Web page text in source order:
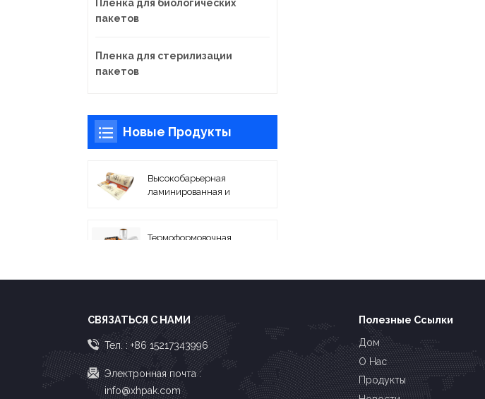
Пленка для биологических
пакетов
Пленка для стерилизации
пакетов
Новые Продукты
Высокобарьерная
ламинированная и
Термоформовочная
свойствами для
пленки с печатью для
рулонной упаковки
Соэкструдированные
вакуумные пакеты из
полиамида и
полиэтилена
СВЯЗАТЬСЯ С НАМИ
Тел. :+86 15217343996
Электронная почта :
info@xhpak.com
Полезные Ссылки
Дом
О Нас
Продукты